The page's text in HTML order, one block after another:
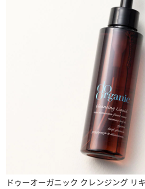
ドゥーオーガニック クレンジング リ